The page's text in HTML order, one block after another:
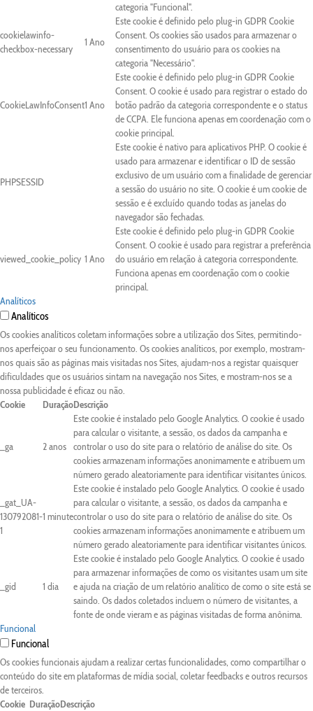
categoria "Funcional".
cookielawinfo-
checkbox-necessary
1 Ano
Este cookie é definido pelo plug-in GDPR Cookie
Consent. Os cookies são usados para armazenar o
consentimento do usuário para os cookies na
categoria "Necessário".
CookieLawInfoConsent1 Ano
Este cookie é definido pelo plug-in GDPR Cookie
Consent. O cookie é usado para registrar o estado do
botão padrão da categoria correspondente e o status
de CCPA. Ele funciona apenas em coordenação com o
cookie principal.
PHPSESSID
Este cookie é nativo para aplicativos PHP. O cookie é
usado para armazenar e identificar o ID de sessão
exclusivo de um usuário com a finalidade de gerenciar
a sessão do usuário no site. O cookie é um cookie de
sessão e é excluído quando todas as janelas do
navegador são fechadas.
viewed_cookie_policy 1 Ano
Este cookie é definido pelo plug-in GDPR Cookie
Consent. O cookie é usado para registrar a preferência
do usuário em relação à categoria correspondente.
Funciona apenas em coordenação com o cookie
principal.
Analíticos
Analíticos
Os cookies analíticos coletam informações sobre a utilização dos Sites, permitindo-
nos aperfeiçoar o seu funcionamento. Os cookies analíticos, por exemplo, mostram-
nos quais são as páginas mais visitadas nos Sites, ajudam-nos a registar quaisquer
dificuldades que os usuários sintam na navegação nos Sites, e mostram-nos se a
nossa publicidade é eficaz ou não.
Cookie
DuraçãoDescrição
_ga 2 anos
Este cookie é instalado pelo Google Analytics. O cookie é usado
para calcular o visitante, a sessão, os dados da campanha e
controlar o uso do site para o relatório de análise do site. Os
cookies armazenam informações anonimamente e atribuem um
número gerado aleatoriamente para identificar visitantes únicos.
_gat_UA-
130792081-
1
1 minute
Este cookie é instalado pelo Google Analytics. O cookie é usado
para calcular o visitante, a sessão, os dados da campanha e
controlar o uso do site para o relatório de análise do site. Os
cookies armazenam informações anonimamente e atribuem um
número gerado aleatoriamente para identificar visitantes únicos.
_gid 1 dia
Este cookie é instalado pelo Google Analytics. O cookie é usado
para armazenar informações de como os visitantes usam um site
e ajuda na criação de um relatório analítico de como o site está se
saindo. Os dados coletados incluem o número de visitantes, a
fonte de onde vieram e as páginas visitadas de forma anônima.
Funcional
Funcional
Os cookies funcionais ajudam a realizar certas funcionalidades, como compartilhar o
conteúdo do site em plataformas de mídia social, coletar feedbacks e outros recursos
de terceiros.
Cookie DuraçãoDescrição